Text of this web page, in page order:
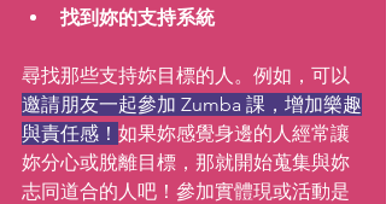
找到妳的支持系統
尋找那些支持妳目標的人。例如，可以
邀請朋友一起參加 Zumba 課，增加樂趣
與責任感！ 如果妳感覺身邊的人經常讓
妳分心或脫離目標，那就開始蒐集與妳
志同道合的人吧！參加實體現或活動是